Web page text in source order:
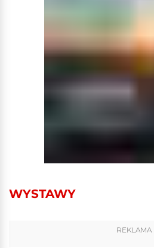
WYSTAWY
REKLAMA